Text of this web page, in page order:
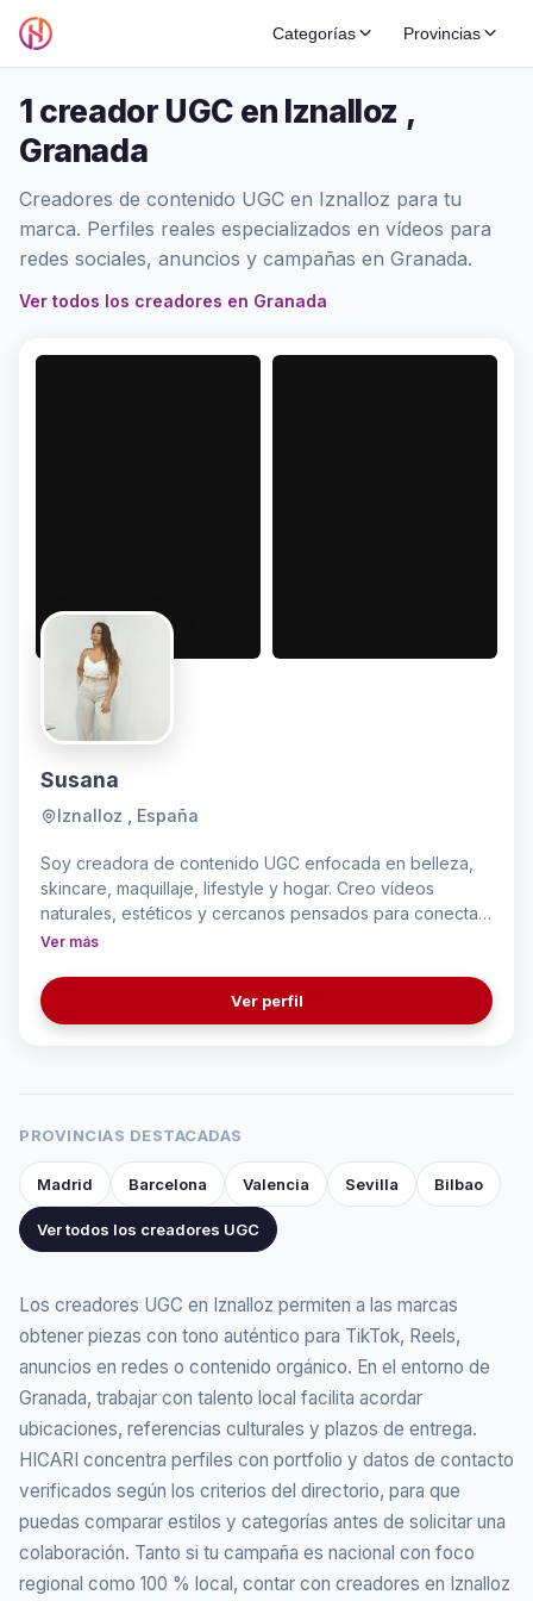
Categorías Provincias
1 creador UGC en Iznalloz ,
Granada
Creadores de contenido UGC en Iznalloz para tu
marca. Perfiles reales especializados en vídeos para
redes sociales, anuncios y campañas en Granada.
Ver todos los creadores en Granada
Susana
Iznalloz , España
Soy creadora de contenido UGC enfocada en belleza,
skincare, maquillaje, lifestyle y hogar. Creo vídeos
naturales, estéticos y cercanos pensados para conectar
con la audiencia y ayudar a las marcas a mostrar sus
contenido tipo reseña, unboxing, demostraciones y
rutinas.
Ver más
Ver perfil
PROVINCIAS DESTACADAS
Madrid Barcelona Valencia Sevilla Bilbao
Ver todos los creadores UGC
Los creadores UGC en Iznalloz permiten a las marcas
obtener piezas con tono auténtico para TikTok, Reels,
anuncios en redes o contenido orgánico. En el entorno de
Granada, trabajar con talento local facilita acordar
ubicaciones, referencias culturales y plazos de entrega.
HICARI concentra perfiles con portfolio y datos de contacto
verificados según los criterios del directorio, para que
puedas comparar estilos y categorías antes de solicitar una
colaboración. Tanto si tu campaña es nacional con foco
regional como 100 % local, contar con creadores en Iznalloz